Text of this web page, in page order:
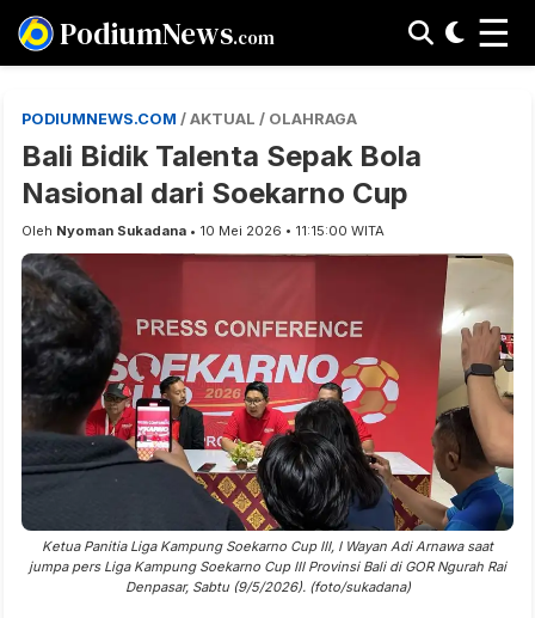
PodiumNews.com ☰
PODIUMNEWS.COM / AKTUAL / OLAHRAGA
Bali Bidik Talenta Sepak Bola
Nasional dari Soekarno Cup
Oleh Nyoman Sukadana • 10 Mei 2026 • 11:15:00 WITA
Ketua Panitia Liga Kampung Soekarno Cup III, I Wayan Adi Arnawa saat
jumpa pers Liga Kampung Soekarno Cup III Provinsi Bali di GOR Ngurah Rai
Denpasar, Sabtu (9/5/2026). (foto/sukadana)